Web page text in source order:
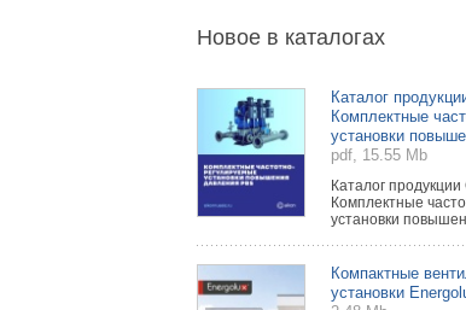
Новое в каталогах
Каталог
Комплектные
установки
pdf, 15.55 Mb
Каталог
Комплектные
установки
Компактные
установки